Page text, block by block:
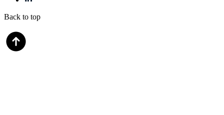
Back to top